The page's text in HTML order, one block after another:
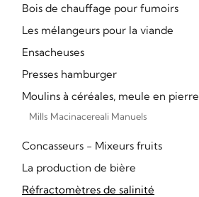
Bois de chauffage pour fumoirs
Les mélangeurs pour la viande
Ensacheuses
Presses hamburger
Moulins à céréales, meule en pierre
Mills Macinacereali Manuels
Concasseurs - Mixeurs fruits
La production de bière
Réfractomètres de salinité